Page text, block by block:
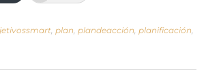
plan plandeacción planificación